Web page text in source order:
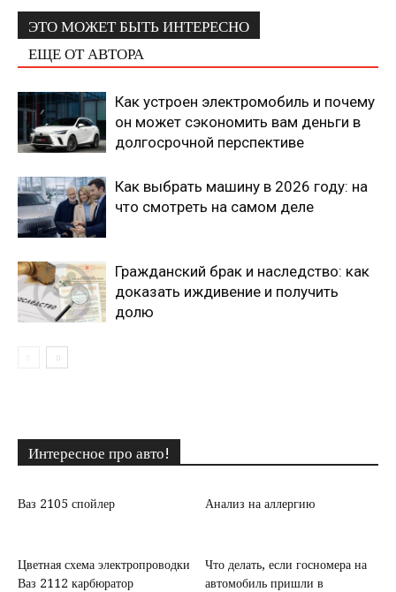
ЭТО МОЖЕТ БЫТЬ ИНТЕРЕСНО
ЕЩЕ ОТ АВТОРА
Как устроен электромобиль и почему
он может сэкономить вам деньги в
долгосрочной перспективе
Как выбрать машину в 2026 году: на
что смотреть на самом деле
Гражданский брак и наследство: как
доказать иждивение и получить
долю
Интересное про авто!
Ваз 2105 спойлер Анализ на аллергию
Цветная схема электропроводки
Ваз 2112 карбюратор
Что делать, если госномера на
автомобиль пришли в